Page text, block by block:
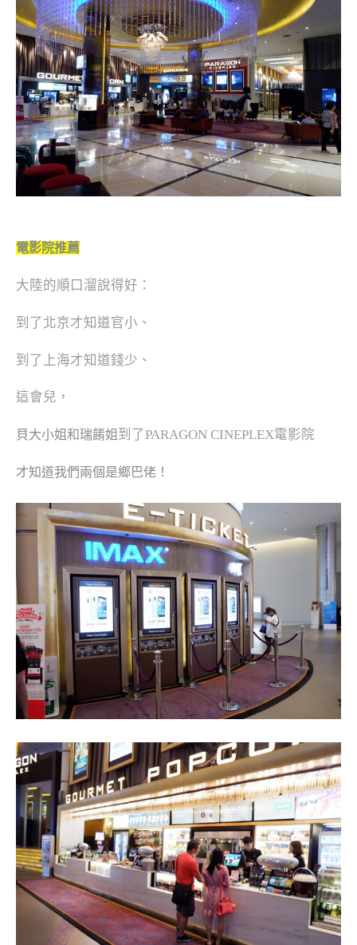
電影院推薦
大陸的順口溜說得好：
到了北京才知道官小、
到了上海才知道錢少、
這會兒，
貝大小姐和瑞餚姐 到了PARAGON CINEPLEX電影院
才知道我們兩個是鄉巴佬 ！